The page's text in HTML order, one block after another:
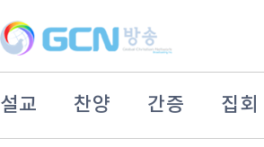
설교 찬양 간증 집회